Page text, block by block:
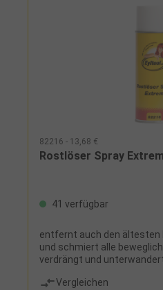
82216 - 13,68 €
Rostlöser Spray
41 verfügbar
entfernt auch den
und schmiert alle
verdrängt und
Vergleichen